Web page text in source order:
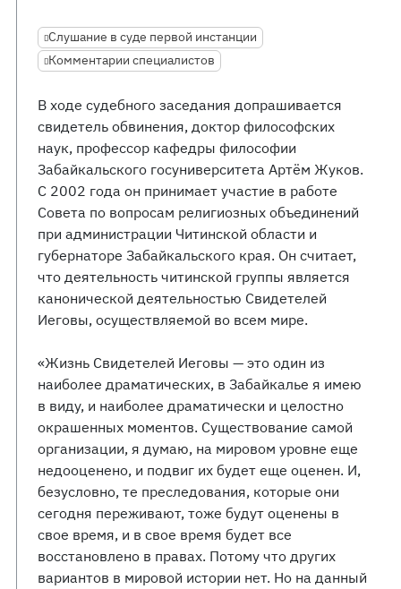
Слушание в суде первой инстанции
Комментарии специалистов
В ходе судебного заседания допрашивается
свидетель обвинения, доктор философских
наук, профессор кафедры философии
Забайкальского госуниверситета Артём Жуков.
С 2002 года он принимает участие в работе
Совета по вопросам религиозных объединений
при администрации Читинской области и
губернаторе Забайкальского края. Он считает,
что деятельность читинской группы является
канонической деятельностью Свидетелей
Иеговы, осуществляемой во всем мире.
«Жизнь Свидетелей Иеговы — это один из
наиболее драматических, в Забайкалье я имею
в виду, и наиболее драматически и целостно
окрашенных моментов. Существование самой
организации, я думаю, на мировом уровне еще
недооценено, и подвиг их будет еще оценен. И,
безусловно, те преследования, которые они
сегодня переживают, тоже будут оценены в
свое время, и в свое время будет все
восстановлено в правах. Потому что других
вариантов в мировой истории нет. Но на данный